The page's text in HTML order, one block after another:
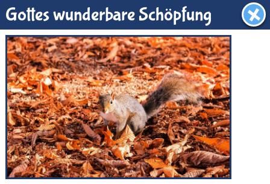
Benjamin-Zimmer
Gottes wunderbare Schöpfung